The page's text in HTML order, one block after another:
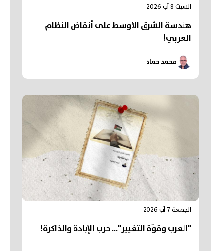
السبت 8 آب 2026
هندسة الشرق الأوسط على أنقاض النظام
العربي!
محمد حماد
الجمعة 7 آب 2026
"العرب وقوّة التغيير"... حرب الإبادة والذاكرة!